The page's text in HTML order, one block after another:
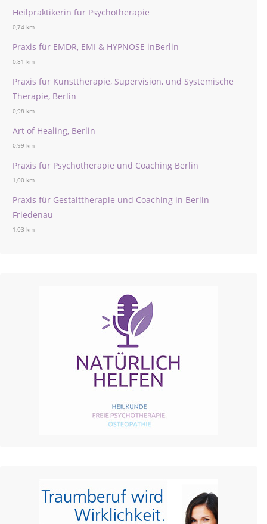
Heilpraktikerin für Psychotherapie
0,74 km
Praxis für EMDR, EMI & HYPNOSE inBerlin
0,81 km
Praxis für Kunsttherapie, Supervision, und Systemische
Therapie, Berlin
0,98 km
Art of Healing, Berlin
0,99 km
Praxis für Psychotherapie und Coaching Berlin
1,00 km
Praxis für Gestalttherapie und Coaching in Berlin
Friedenau
1,03 km